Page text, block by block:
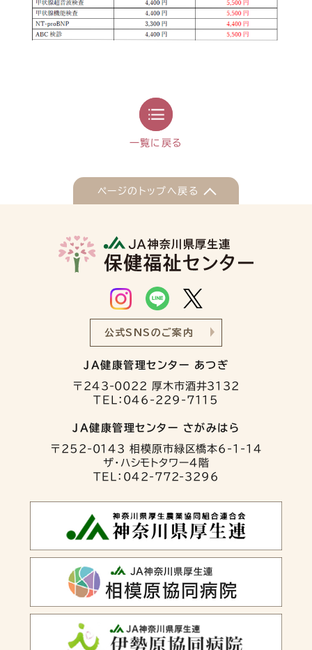
一覧に戻る
ページのトップへ戻る
公式SNSのご案内
JA健康管理センター あつぎ
〒243-0022 厚木市酒井3132
TEL：046-229-7115
JA健康管理センター さがみはら
〒252-0143 相模原市緑区橋本6-1-14
ザ・ハシモトタワー4階
TEL：042-772-3296